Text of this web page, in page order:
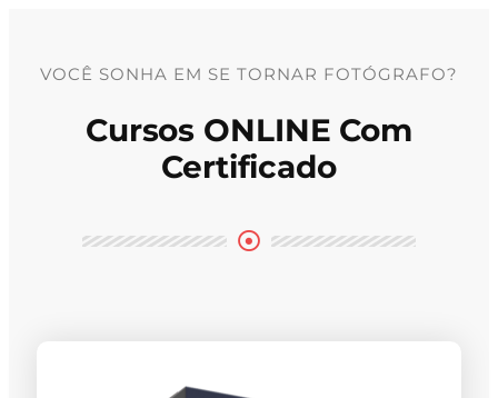
VOCÊ SONHA EM SE TORNAR FOTÓGRAFO?
Cursos ONLINE Com
Certificado